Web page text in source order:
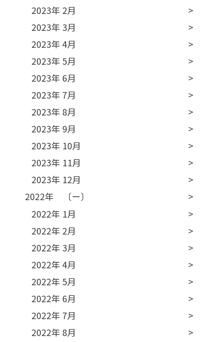
2023年 2月
2023年 3月
2023年 4月
2023年 5月
2023年 6月
2023年 7月
2023年 8月
2023年 9月
2023年 10月
2023年 11月
2023年 12月
2022年 〔ー〕
2022年 1月
2022年 2月
2022年 3月
2022年 4月
2022年 5月
2022年 6月
2022年 7月
2022年 8月